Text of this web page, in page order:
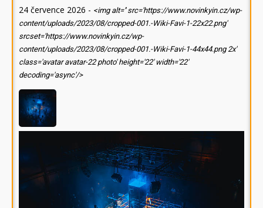
24 července 2026 - <img alt='' src='https://www.novinkyin.cz/wp-
content/uploads/2023/08/cropped-001.-Wiki-Favi-1-22x22.png'
srcset='https://www.novinkyin.cz/wp-
content/uploads/2023/08/cropped-001.-Wiki-Favi-1-44x44.png 2x'
class='avatar avatar-22 photo' height='22' width='22'
decoding='async'/>